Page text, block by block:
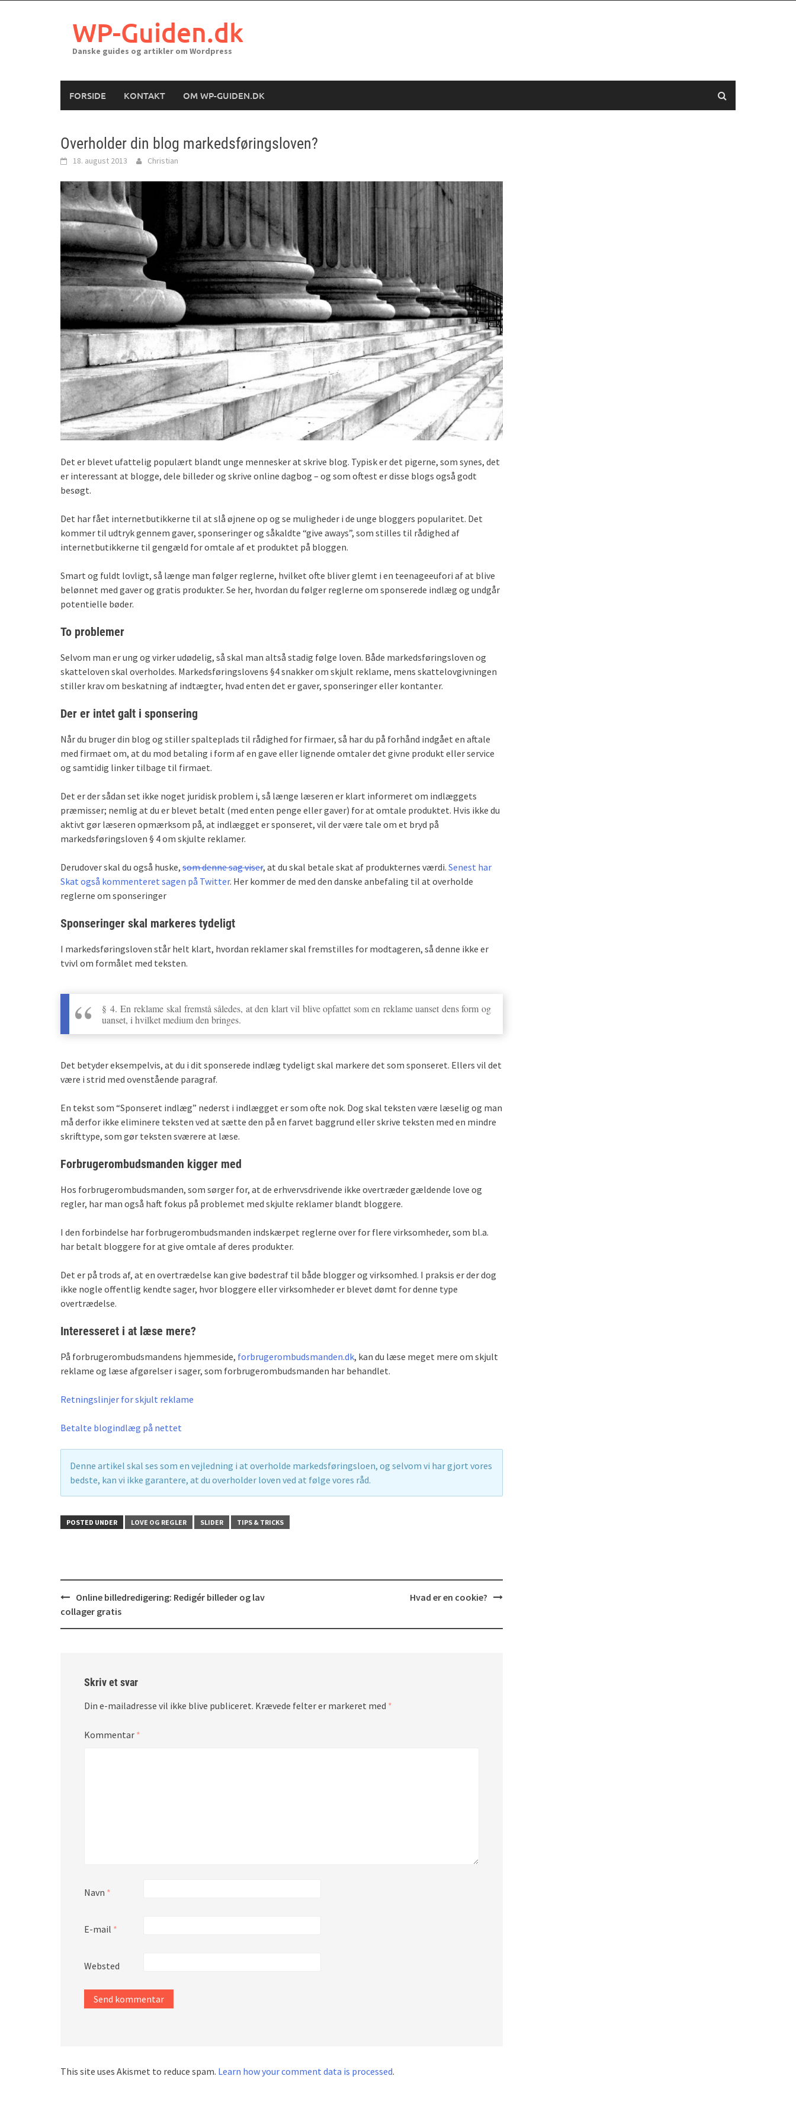
WP-Guiden.dk
Danske guides og artikler om Wordpress
FORSIDE KONTAKT OM WP-GUIDEN.DK
Overholder din blog markedsføringsloven?
18. august 2013 Christian
Det er blevet ufattelig populært blandt unge mennesker at skrive blog. Typisk er det pigerne, som synes, det
er interessant at blogge, dele billeder og skrive online dagbog – og som oftest er disse blogs også godt
besøgt.
Det har fået internetbutikkerne til at slå øjnene op og se muligheder i de unge bloggers popularitet. Det
kommer til udtryk gennem gaver, sponseringer og såkaldte “give aways”, som stilles til rådighed af
internetbutikkerne til gengæld for omtale af et produktet på bloggen.
Smart og fuldt lovligt, så længe man følger reglerne, hvilket ofte bliver glemt i en teenageeufori af at blive
belønnet med gaver og gratis produkter. Se her, hvordan du følger reglerne om sponserede indlæg og undgår
potentielle bøder.
To problemer
Selvom man er ung og virker udødelig, så skal man altså stadig følge loven. Både markedsføringsloven og
skatteloven skal overholdes. Markedsføringslovens §4 snakker om skjult reklame, mens skattelovgivningen
stiller krav om beskatning af indtægter, hvad enten det er gaver, sponseringer eller kontanter.
Der er intet galt i sponsering
Når du bruger din blog og stiller spalteplads til rådighed for firmaer, så har du på forhånd indgået en aftale
med firmaet om, at du mod betaling i form af en gave eller lignende omtaler det givne produkt eller service
og samtidig linker tilbage til firmaet.
Det er der sådan set ikke noget juridisk problem i, så længe læseren er klart informeret om indlæggets
præmisser; nemlig at du er blevet betalt (med enten penge eller gaver) for at omtale produktet. Hvis ikke du
aktivt gør læseren opmærksom på, at indlægget er sponseret, vil der være tale om et bryd på
markedsføringsloven § 4 om skjulte reklamer.
Derudover skal du også huske, som denne sag viser, at du skal betale skat af produkternes værdi. Senest har
Skat også kommenteret sagen på Twitter. Her kommer de med den danske anbefaling til at overholde
reglerne om sponseringer
Sponseringer skal markeres tydeligt
I markedsføringsloven står helt klart, hvordan reklamer skal fremstilles for modtageren, så denne ikke er
tvivl om formålet med teksten.
§ 4. En reklame skal fremstå således, at den klart vil blive opfattet som en reklame uanset dens form og
uanset, i hvilket medium den bringes.
Det betyder eksempelvis, at du i dit sponserede indlæg tydeligt skal markere det som sponseret. Ellers vil det
være i strid med ovenstående paragraf.
En tekst som “Sponseret indlæg” nederst i indlægget er som ofte nok. Dog skal teksten være læselig og man
må derfor ikke eliminere teksten ved at sætte den på en farvet baggrund eller skrive teksten med en mindre
skrifttype, som gør teksten sværere at læse.
Forbrugerombudsmanden kigger med
Hos forbrugerombudsmanden, som sørger for, at de erhvervsdrivende ikke overtræder gældende love og
regler, har man også haft fokus på problemet med skjulte reklamer blandt bloggere.
I den forbindelse har forbrugerombudsmanden indskærpet reglerne over for flere virksomheder, som bl.a.
har betalt bloggere for at give omtale af deres produkter.
Det er på trods af, at en overtrædelse kan give bødestraf til både blogger og virksomhed. I praksis er der dog
ikke nogle offentlig kendte sager, hvor bloggere eller virksomheder er blevet dømt for denne type
overtrædelse.
Interesseret i at læse mere?
På forbrugerombudsmandens hjemmeside, forbrugerombudsmanden.dk, kan du læse meget mere om skjult
reklame og læse afgørelser i sager, som forbrugerombudsmanden har behandlet.
Retningslinjer for skjult reklame
Betalte blogindlæg på nettet
Denne artikel skal ses som en vejledning i at overholde markedsføringsloen, og selvom vi har gjort vores
bedste, kan vi ikke garantere, at du overholder loven ved at følge vores råd.
POSTED UNDER LOVE OG REGLER SLIDER TIPS & TRICKS
Post
navigation
Online billedredigering: Redigér billeder og lav
collager gratis
Hvad er en cookie?
Skriv et svar
Din e-mailadresse vil ikke blive publiceret. Krævede felter er markeret med *
Kommentar *
Navn *
E-mail *
Websted
This site uses Akismet to reduce spam. Learn how your comment data is processed.